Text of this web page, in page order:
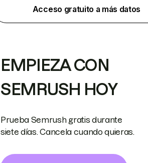
Acceso gratuito a más datos
EMPIEZA CON
SEMRUSH HOY
Prueba Semrush gratis durante
siete días. Cancela cuando quieras.